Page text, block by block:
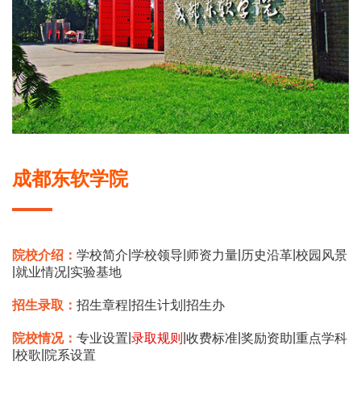
成都东软学院
院校介绍： 学校简介 学校领导 师资力量 历史沿革 校园风景
就业情况 实验基地
招生录取： 招生章程 招生计划 招生办
院校情况： 专业设置 录取规则 收费标准 奖励资助 重点学科
校歌 院系设置